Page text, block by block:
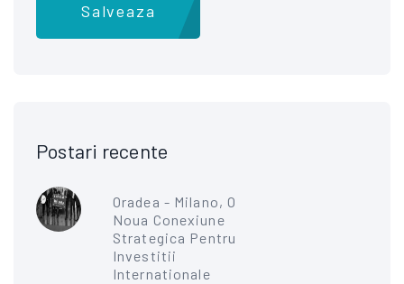
Salveaza
Postari recente
Oradea - Milano, O
Noua Conexiune
Strategica Pentru
Investitii
Internationale